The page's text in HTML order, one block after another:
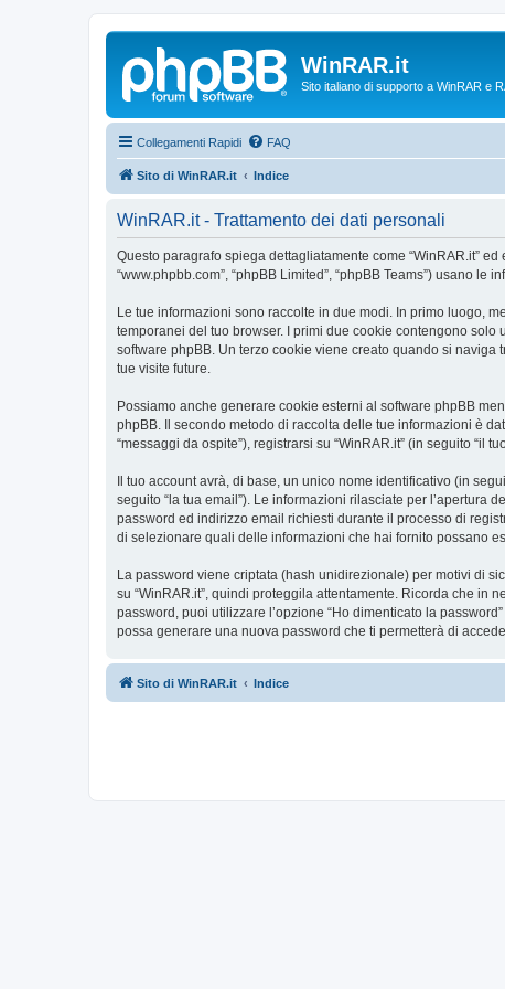
WinRAR.it
Sito italiano di supporto a WinRAR e
Collegamenti Rapidi FAQ
Sito di WinRAR.it Indice
WinRAR.it - Trattamento dei dati personali
Questo paragrafo spiega dettagliatamente come “WinRAR.it” ed
“www.phpbb.com”, “phpBB Limited”, “phpBB Teams”) usano
Le tue informazioni sono raccolte in due modi. In primo luogo,
temporanei del tuo browser. I primi due cookie contengono solo
software phpBB. Un terzo cookie viene creato quando si
tue visite future.
Possiamo anche generare cookie esterni al software phpBB
phpBB. Il secondo metodo di raccolta delle tue informazioni è
“messaggi da ospite”), registrarsi su “WinRAR.it” (in seguito “il
Il tuo account avrà, di base, un unico nome identificativo (in
seguito “la tua email”). Le informazioni rilasciate per l’apertura
password ed indirizzo email richiesti durante il processo di
di selezionare quali delle informazioni che hai fornito possano
La password viene criptata (hash unidirezionale) per motivi di
su “WinRAR.it”, quindi proteggila attentamente. Ricorda che in
password, puoi utilizzare l’opzione “Ho dimenticato la
possa generare una nuova password che ti permetterà di
Sito di WinRAR.it Indice